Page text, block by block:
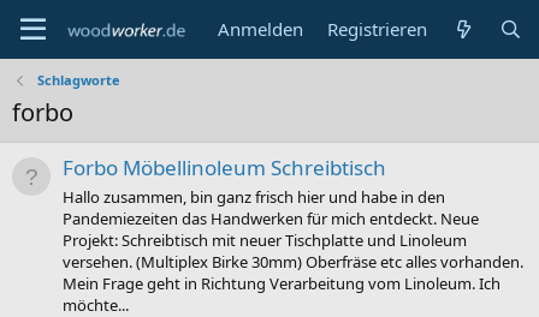
Anmelden Registrieren
Schlagworte
forbo
Forbo Möbellinoleum Schreibtisch
Hallo zusammen, bin ganz frisch hier und habe in den
Pandemiezeiten das Handwerken für mich entdeckt. Neue
Projekt: Schreibtisch mit neuer Tischplatte und Linoleum
versehen. (Multiplex Birke 30mm) Oberfräse etc alles vorhanden.
Mein Frage geht in Richtung Verarbeitung vom Linoleum. Ich
möchte...